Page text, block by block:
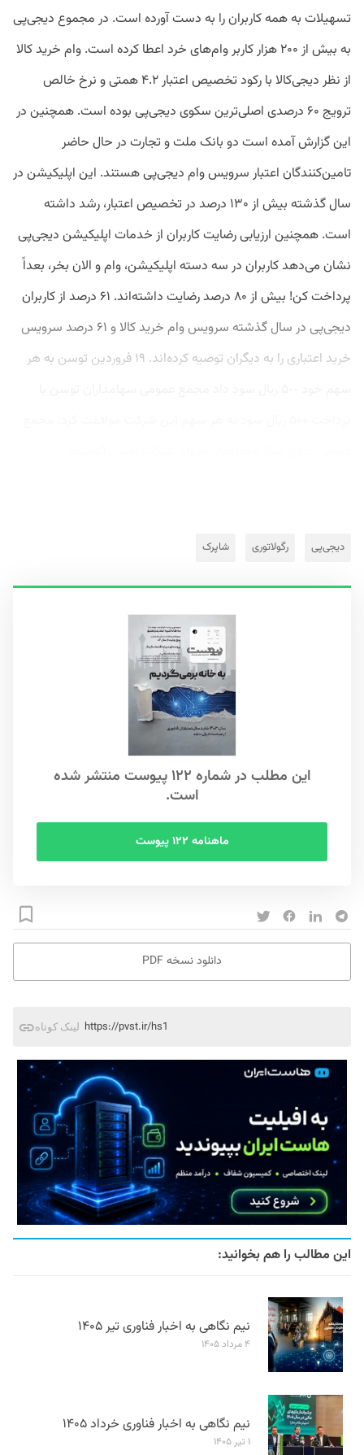
تسهیلات به همه کاربران را به دست آورده است. در مجموع دیجی‌پی
به بیش از ۲۰۰ هزار کاربر وام‌های خرد اعطا کرده است. وام خرید کالا
از نظر دیجی‌کالا با رکود تخصیص اعتبار ۴.۲ همتی و نرخ خالص
ترویج ۶۰ درصدی اصلی‌ترین سکوی دیجی‌پی بوده است. همچنین در
این گزارش آمده است دو بانک ملت و تجارت در حال حاضر
تامین‌کنندگان اعتبار سرویس وام دیجی‌پی هستند. این اپلیکیشن در
سال گذشته بیش از ۱۳۰ درصد در تخصیص اعتبار، رشد داشته
است. همچنین ارزیابی رضایت کاربران از خدمات اپلیکیشن دیجی‌پی
نشان می‌دهد کاربران در سه دسته اپلیکیشن، وام و الان بخر، بعداً
پرداخت کن! بیش از ۸۰ درصد رضایت داشته‌اند. ۶۱ درصد از کاربران
دیجی‌پی در سال گذشته سرویس وام خرید کالا و ۶۱ درصد سرویس
خرید اعتباری را به دیگران توصیه کرده‌اند. ۱۹ فروردین توسن به هر
دیجی‌پی رگولاتوری شاپرک
این مطلب در شماره ۱۲۲ پیوست منتشر شده
است.
ماهنامه ۱۲۲ پیوست
دانلود نسخه PDF
لینک کوتاه https://pvst.ir/hs1
این مطالب را هم بخوانید:
نیم نگاهی به اخبار فناوری تیر ۱۴۰۵
۴ مرداد ۱۴۰۵
نیم نگاهی به اخبار فناوری خرداد ۱۴۰۵
۱ تیر ۱۴۰۵